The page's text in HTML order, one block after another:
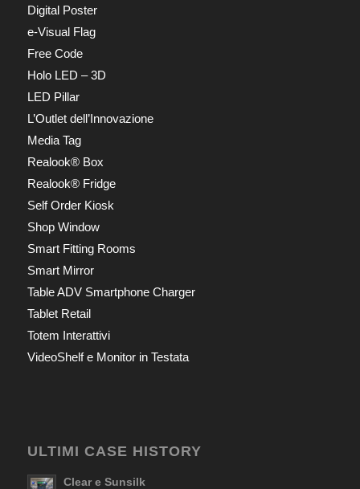
Digital Poster
e-Visual Flag
Free Code
Holo LED – 3D
LED Pillar
L’Outlet dell’Innovazione
Media Tag
Realook® Box
Realook® Fridge
Self Order Kiosk
Shop Window
Smart Fitting Rooms
Smart Mirror
Table ADV Smartphone Charger
Tablet Retail
Totem Interattivi
VideoShelf e Monitor in Testata
ULTIMI CASE HISTORY
Clear e Sunsilk